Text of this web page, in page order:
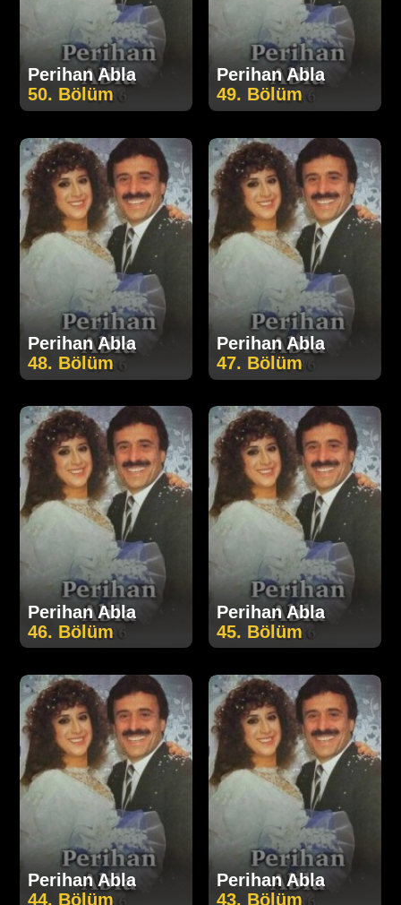
Perihan Abla
50. Bölüm
Perihan Abla
49. Bölüm
Perihan Abla
48. Bölüm
Perihan Abla
47. Bölüm
Perihan Abla
46. Bölüm
Perihan Abla
45. Bölüm
Perihan Abla
44. Bölüm
Perihan Abla
43. Bölüm